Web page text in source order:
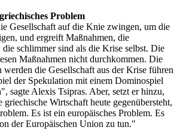
Problem
Gesellschaft auf die Knie zwingen, um die
und ergreift Maßnahmen, die
die schlimmer sind als die Krise selbst. Die
Maßnahmen nicht durchkommen. Die
werden die Gesellschaft aus der Krise führen
der Spekulation mit einem Dominospiel
sagte Alexis Tsipras. Aber, setzt er hinzu,
griechische Wirtschaft heute gegenübersteht,
Es ist ein europäisches Problem. Es
der Europäischen Union zu tun."